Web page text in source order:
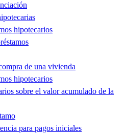
hipotecarios
de una vivienda
hipotecarios
sobre el valor acumulado de la
para pagos iniciales